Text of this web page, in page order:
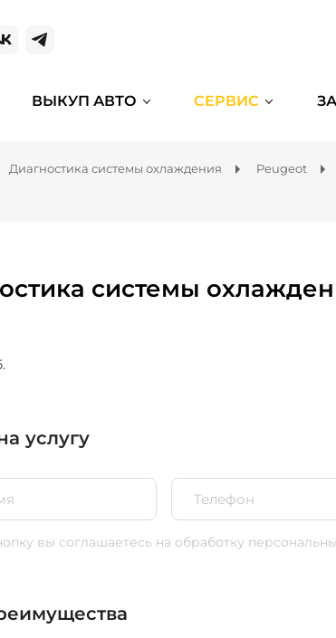
ВЫКУП АВТО СЕРВИС
Диагностика системы охлаждения Peugeot
системы
услугу
вы соглашаетесь на обработку